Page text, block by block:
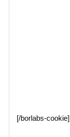
[/borlabs-cookie]